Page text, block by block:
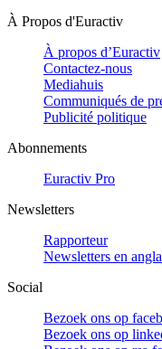
À Propos d'Euractiv
À propos d’Euractiv
Contactez-nous
Mediahuis
Communiqués de
Publicité politique
Abonnements
Euractiv Pro
Newsletters
Rapporteur
Newsletters en
Social
Bezoek ons op
Bezoek ons op